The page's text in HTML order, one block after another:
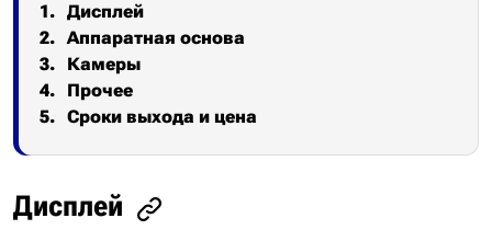
Дисплей
Аппаратная основа
Камеры
Прочее
Сроки выхода и цена
Дисплей